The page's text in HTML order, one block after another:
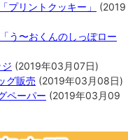
プリントクッキー」
(2019
う〜おくんのしっぽロー
(2019年03月07日)
グ販売 (2019年03月08日)
ペーパー (2019年03月09